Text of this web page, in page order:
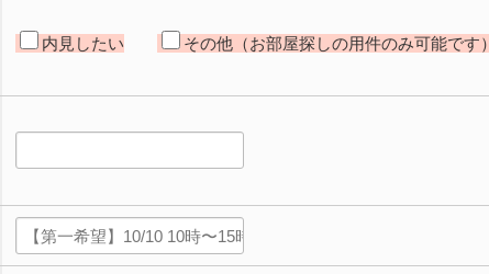
内見したい その他（お部屋探しの用件のみ可能です）